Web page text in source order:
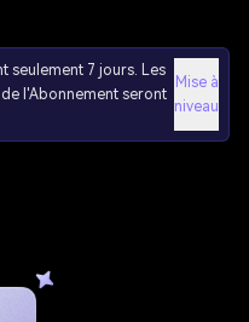
seulement 7 jours. Les
l'Abonnement seront
Mise à
niveau